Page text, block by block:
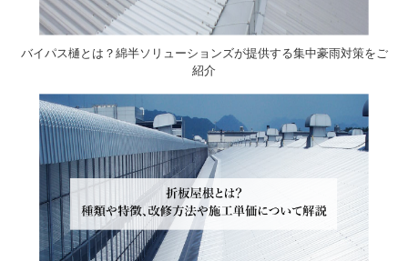
バイパス樋とは？綿半ソリューションズが提供する集中豪雨対策をご
紹介